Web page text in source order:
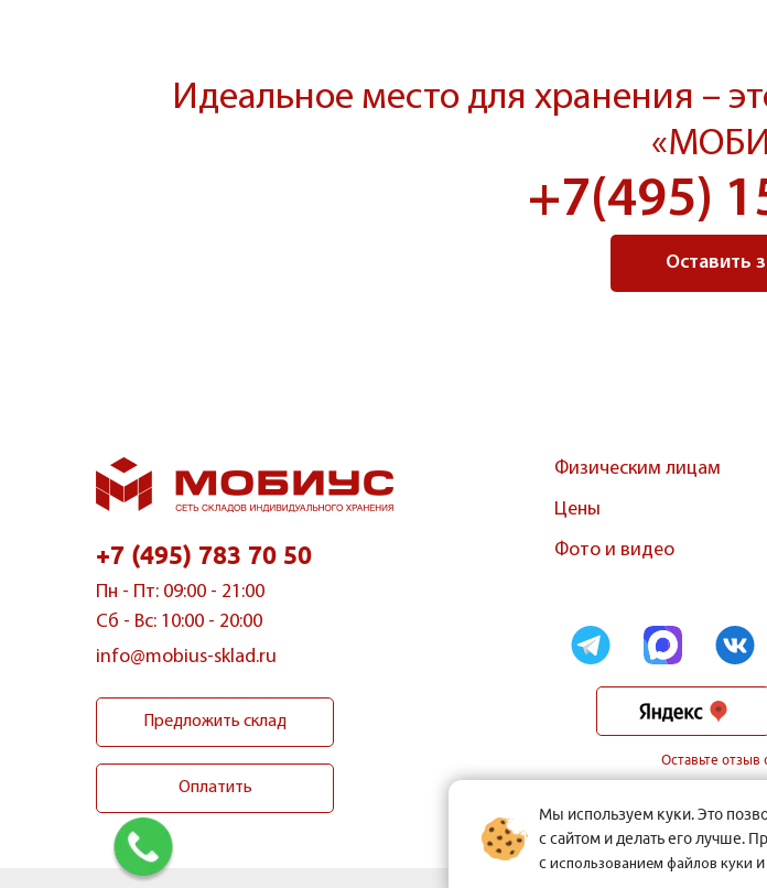
Идеальное место для хранения –
+7(495)
Оставить
+7 (495) 783 70 50
Пн - Пт: 09:00 - 21:00
Сб - Вс: 10:00 - 20:00
info@mobius-sklad.ru
Предложить склад
Оплатить
Физическим лицам
Цены
Фото и видео
Оставьте
Мы используем куки. Это
с сайтом и делать его лучше.
с использованием файлов куки и